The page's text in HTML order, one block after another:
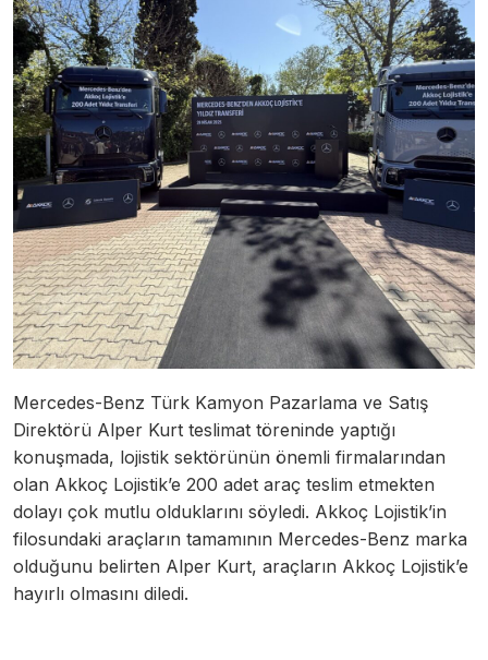
Mercedes-Benz Türk Kamyon Pazarlama ve Satış
Direktörü Alper Kurt teslimat töreninde yaptığı
konuşmada, lojistik sektörünün önemli firmalarından
olan Akkoç Lojistik’e 200 adet araç teslim etmekten
dolayı çok mutlu olduklarını söyledi. Akkoç Lojistik’in
filosundaki araçların tamamının Mercedes-Benz marka
olduğunu belirten Alper Kurt, araçların Akkoç Lojistik’e
hayırlı olmasını diledi.